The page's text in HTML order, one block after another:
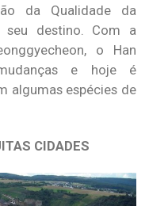
da Qualidade da
destino. Com a
o Han
e hoje é
algumas espécies de
CIDADES